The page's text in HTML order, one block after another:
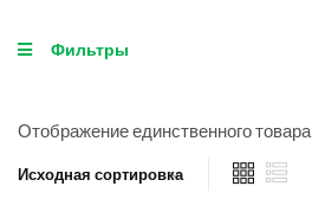
Фильтры
Отображение единственного товара